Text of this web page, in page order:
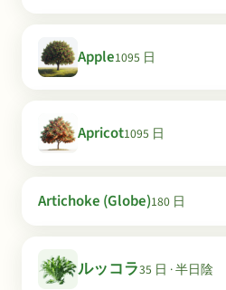
Apple1095 日
Apricot1095 日
Artichoke (Globe)180 日
ルッコラ35 日 · 半日陰